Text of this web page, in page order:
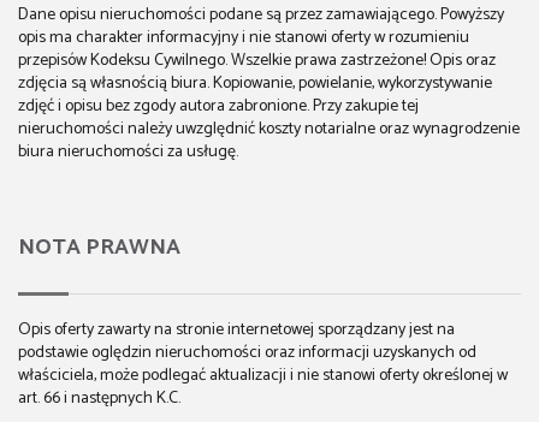
Dane opisu nieruchomości podane są przez zamawiającego. Powyższy
opis ma charakter informacyjny i nie stanowi oferty w rozumieniu
przepisów Kodeksu Cywilnego. Wszelkie prawa zastrzeżone! Opis oraz
zdjęcia są własnością biura. Kopiowanie, powielanie, wykorzystywanie
zdjęć i opisu bez zgody autora zabronione. Przy zakupie tej
nieruchomości należy uwzględnić koszty notarialne oraz wynagrodzenie
biura nieruchomości za usługę.
NOTA PRAWNA
Opis oferty zawarty na stronie internetowej sporządzany jest na
podstawie oględzin nieruchomości oraz informacji uzyskanych od
właściciela, może podlegać aktualizacji i nie stanowi oferty określonej w
art. 66 i następnych K.C.